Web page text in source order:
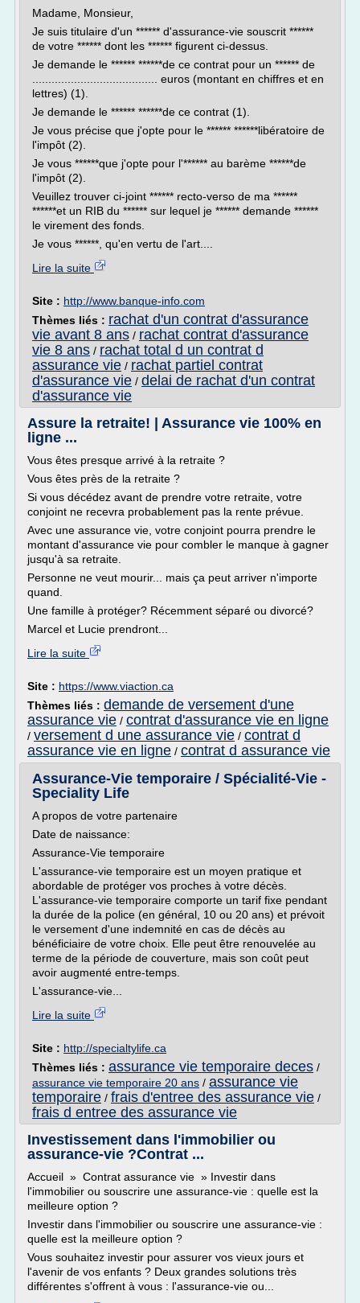
Madame, Monsieur,
Je suis titulaire d'un ****** d'assurance-vie souscrit ******
de votre ****** dont les ****** figurent ci-dessus.
Je demande le ****** ******de ce contrat pour un ****** de
....................................... euros (montant en chiffres et en
lettres) (1).
Je demande le ****** ******de ce contrat (1).
Je vous précise que j'opte pour le ****** ******libératoire de
l'impôt (2).
Je vous ******que j'opte pour l'****** au barème ******de
l'impôt (2).
Veuillez trouver ci-joint ****** recto-verso de ma ******
******et un RIB du ****** sur lequel je ****** demande ******
le virement des fonds.
Je vous ******, qu'en vertu de l'art....
Lire la suite
Site : http://www.banque-info.com
Thèmes liés : rachat d'un contrat d'assurance
vie avant 8 ans / rachat contrat d'assurance
vie 8 ans / rachat total d un contrat d
assurance vie / rachat partiel contrat
d'assurance vie / delai de rachat d'un contrat
d'assurance vie
Assure la retraite! | Assurance vie 100% en
ligne ...
Vous êtes presque arrivé à la retraite ?
Vous êtes près de la retraite ?
Si vous décédez avant de prendre votre retraite, votre
conjoint ne recevra probablement pas la rente prévue.
Avec une assurance vie, votre conjoint pourra prendre le
montant d'assurance vie pour combler le manque à gagner
jusqu'à sa retraite.
Personne ne veut mourir... mais ça peut arriver n'importe
quand.
Une famille à protéger? Récemment séparé ou divorcé?
Marcel et Lucie prendront...
Lire la suite
Site : https://www.viaction.ca
Thèmes liés : demande de versement d'une
assurance vie / contrat d'assurance vie en ligne
/ versement d une assurance vie / contrat d
assurance vie en ligne / contrat d assurance vie
Assurance-Vie temporaire / Spécialité-Vie -
Speciality Life
A propos de votre partenaire
Date de naissance:
Assurance-Vie temporaire
L'assurance-vie temporaire est un moyen pratique et
abordable de protéger vos proches à votre décès.
L'assurance-vie temporaire comporte un tarif fixe pendant
la durée de la police (en général, 10 ou 20 ans) et prévoit
le versement d'une indemnité en cas de décès au
bénéficiaire de votre choix. Elle peut être renouvelée au
terme de la période de couverture, mais son coût peut
avoir augmenté entre-temps.
L'assurance-vie...
Lire la suite
Site : http://specialtylife.ca
Thèmes liés : assurance vie temporaire deces /
assurance vie temporaire 20 ans / assurance vie
temporaire / frais d'entree des assurance vie /
frais d entree des assurance vie
Investissement dans l'immobilier ou
assurance-vie ?Contrat ...
Accueil » Contrat assurance vie » Investir dans
l'immobilier ou souscrire une assurance-vie : quelle est la
meilleure option ?
Investir dans l'immobilier ou souscrire une assurance-vie :
quelle est la meilleure option ?
Vous souhaitez investir pour assurer vos vieux jours et
l'avenir de vos enfants ? Deux grandes solutions très
différentes s'offrent à vous : l'assurance-vie ou...